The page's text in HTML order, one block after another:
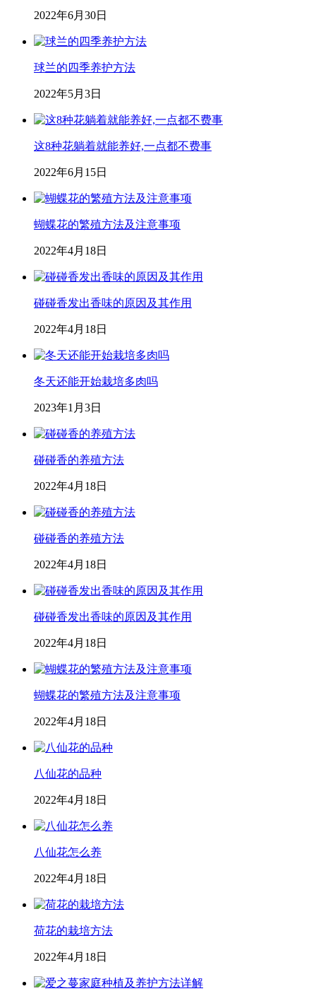
2022年6月30日
球兰的四季养护方法
2022年5月3日
这8种花躺着就能养好,一点都不费事
2022年6月15日
蝴蝶花的繁殖方法及注意事项
2022年4月18日
碰碰香发出香味的原因及其作用
2022年4月18日
冬天还能开始栽培多肉吗
2023年1月3日
碰碰香的养殖方法
2022年4月18日
碰碰香的养殖方法
2022年4月18日
碰碰香发出香味的原因及其作用
2022年4月18日
蝴蝶花的繁殖方法及注意事项
2022年4月18日
八仙花的品种
2022年4月18日
八仙花怎么养
2022年4月18日
荷花的栽培方法
2022年4月18日